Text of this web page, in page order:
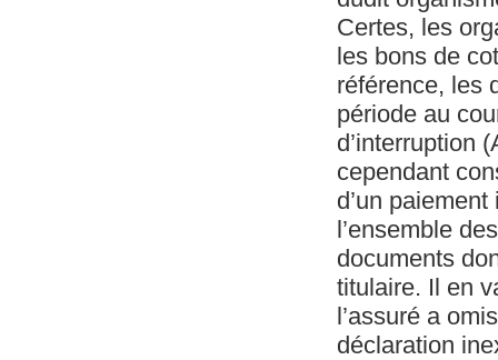
Certes, les
les bons de
référence, les
période au
d’interruption
cependant
d’un
l’ensemble
documents
titulaire. Il en
l’assuré a
déclaration